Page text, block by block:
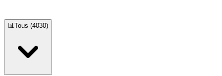
📊Tous (4030)